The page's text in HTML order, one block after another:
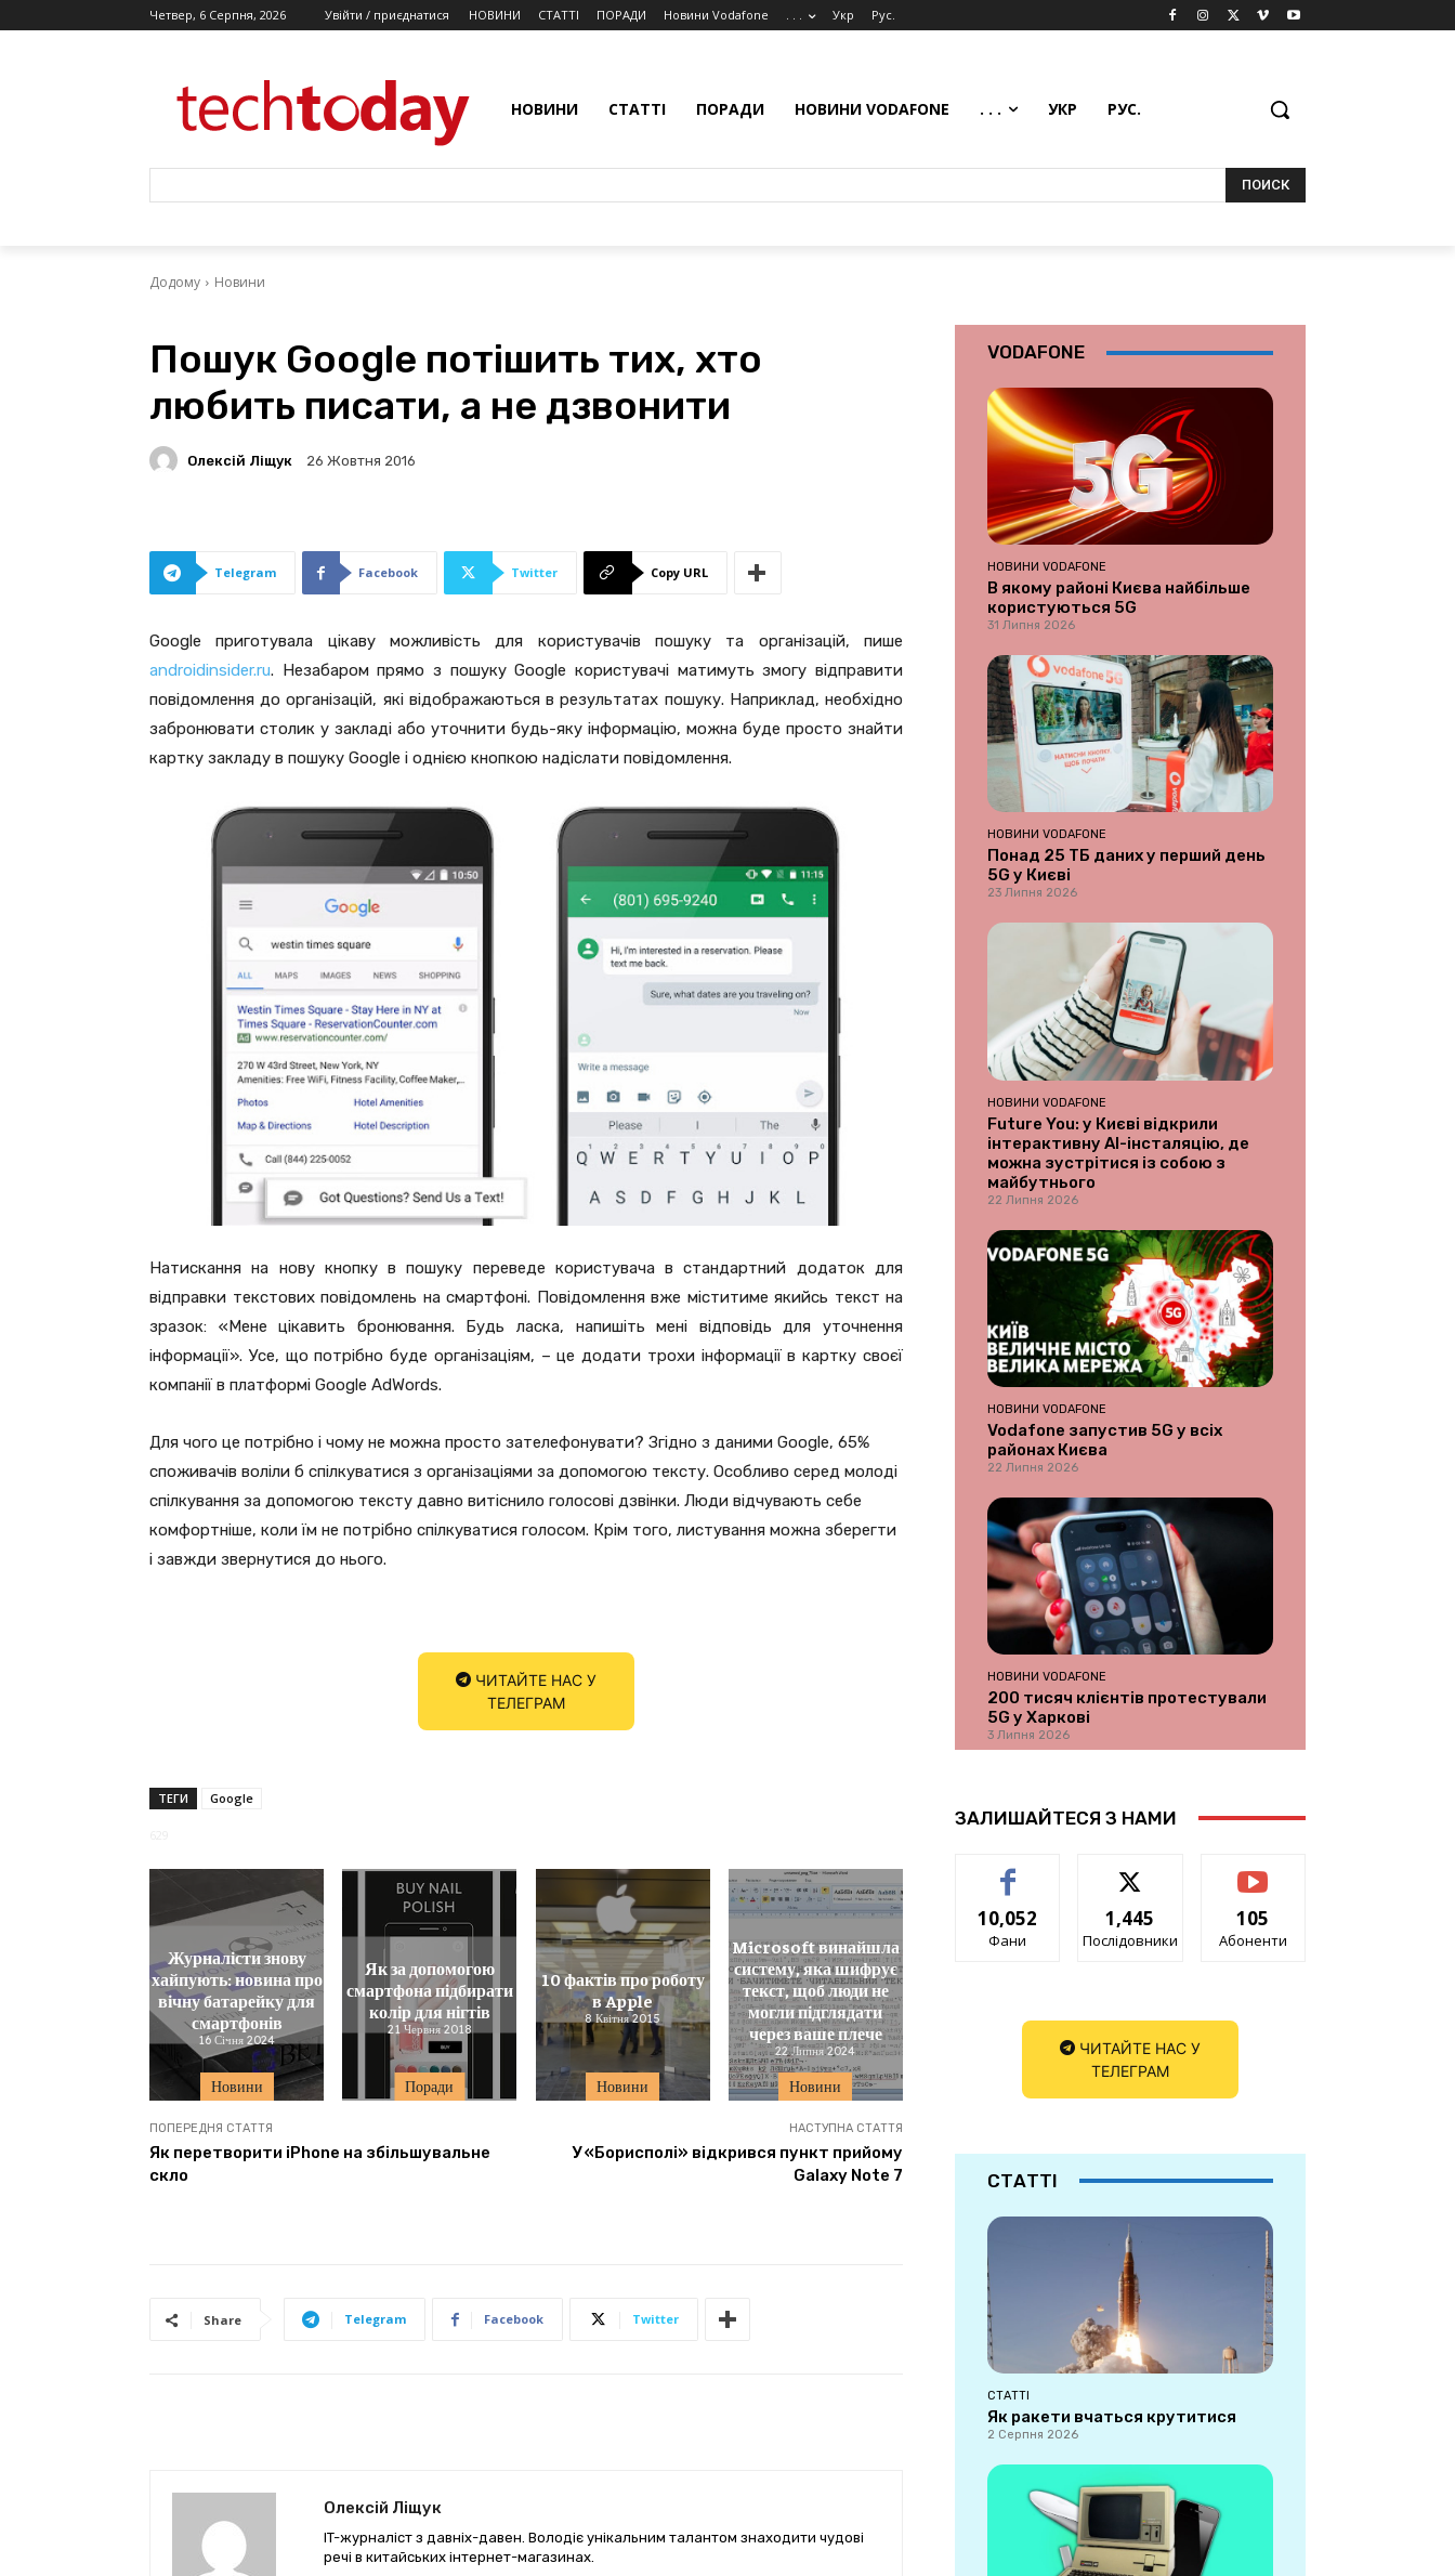
Четвер, 6 Серпня, 2026 Увійти / приєднатися НОВИНИ СТАТТІ ПОРАДИ Новини Vodafone . . . Укр Рус.
НОВИНИ СТАТТІ ПОРАДИ НОВИНИ VODAFONE . . . УКР РУС.
ПОИСК
Додому Новини
Пошук Google потішить тих, хто
любить писати, а не дзвонити
Олексій Ліщук 26 Жовтня 2016
Telegram Facebook Twitter Copy URL
Google приготувала цікаву можливість для користувачів пошуку та організацій, пише
androidinsider.ru. Незабаром прямо з пошуку Google користувачі матимуть змогу відправити
повідомлення до організацій, які відображаються в результатах пошуку. Наприклад, необхідно
забронювати столик у закладі або уточнити будь-яку інформацію, можна буде просто знайти
картку закладу в пошуку Google і однією кнопкою надіслати повідомлення.
Натискання на нову кнопку в пошуку переведе користувача в стандартний додаток для
відправки текстових повідомлень на смартфоні. Повідомлення вже міститиме якийсь текст на
зразок: «Мене цікавить бронювання. Будь ласка, напишіть мені відповідь для уточнення
інформації». Усе, що потрібно буде організаціям, – це додати трохи інформації в картку своєї
компанії в платформі Google AdWords.
Для чого це потрібно і чому не можна просто зателефонувати? Згідно з даними Google, 65%
споживачів воліли б спілкуватися з організаціями за допомогою тексту. Особливо серед молоді
спілкування за допомогою тексту давно витіснило голосові дзвінки. Люди відчувають себе
комфортніше, коли їм не потрібно спілкуватися голосом. Крім того, листування можна зберегти
і завжди звернутися до нього.
ЧИТАЙТЕ НАС У
ТЕЛЕГРАМ
ТЕГИ Google
Новини
Журналісти знову
хайпують: новина про
вічну батарейку для
смартфонів
16 Січня 2024
Поради
Як за допомогою
смартфона підбирати
колір для нігтів
21 Червня 2018
Новини
10 фактів про роботу
в Apple
8 Квітня 2015
Новини
Microsoft винайшла
систему, яка шифрує
текст, щоб люди не
могли підглядати
через ваше плече
22 Липня 2024
ПОПЕРЕДНЯ СТАТТЯ
Як перетворити iPhone на збільшувальне
скло
НАСТУПНА СТАТТЯ
У «Борисполі» відкрився пункт прийому
Galaxy Note 7
Share Telegram Facebook Twitter
Олексій Ліщук
IT-журналіст з давніх-давен. Володіє унікальним талантом знаходити чудові
речі в китайських інтернет-магазинах.
VODAFONE
НОВИНИ VODAFONE
В якому районі Києва найбільше
користуються 5G
31 Липня 2026
НОВИНИ VODAFONE
Понад 25 ТБ даних у перший день
5G у Києві
23 Липня 2026
НОВИНИ VODAFONE
Future You: у Києві відкрили
інтерактивну AI-інсталяцію, де
можна зустрітися із собою з
майбутнього
22 Липня 2026
НОВИНИ VODAFONE
Vodafone запустив 5G у всіх
районах Києва
22 Липня 2026
НОВИНИ VODAFONE
200 тисяч клієнтів протестували
5G у Харкові
3 Липня 2026
ЗАЛИШАЙТЕСЯ З НАМИ
10,052
Фани
1,445
Послідовники
105
Абоненти
ЧИТАЙТЕ НАС У
ТЕЛЕГРАМ
СТАТТІ
СТАТТІ
Як ракети вчаться крутитися
2 Серпня 2026